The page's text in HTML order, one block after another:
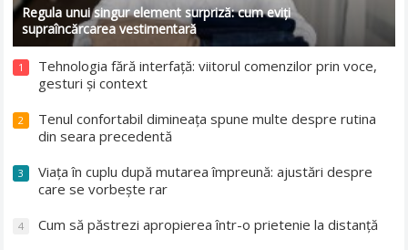
Regula unui singur element surpriză: cum eviți
supraîncărcarea vestimentară
1
Tehnologia fără interfață: viitorul comenzilor prin voce,
gesturi și context
2
Tenul confortabil dimineața spune multe despre rutina
din seara precedentă
3
Viața în cuplu după mutarea împreună: ajustări despre
care se vorbește rar
4 Cum să păstrezi apropierea într-o prietenie la distanță